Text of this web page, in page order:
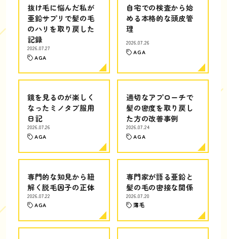
抜け毛に悩んだ私が
亜鉛サプリで髪の毛
のハリを取り戻した
記録
2026.07.27
AGA
自宅での検査から始
める本格的な頭皮管
理
2026.07.26
AGA
鏡を見るのが楽しく
なったミノタブ服用
日記
2026.07.26
AGA
適切なアプローチで
髪の密度を取り戻し
た方の改善事例
2026.07.24
AGA
専門的な知見から紐
解く脱毛因子の正体
2026.07.22
AGA
専門家が語る亜鉛と
髪の毛の密接な関係
2026.07.20
薄毛